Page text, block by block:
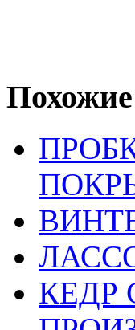
КЕДР